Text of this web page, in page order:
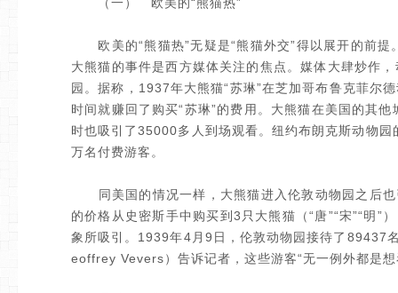
欧美的“熊猫热”无疑是“熊猫外交”得以展开的前提
大熊猫的事件是西方媒体关注的焦点。媒体大肆炒作
园。据称，1937年大熊猫“苏琳”在芝加哥布鲁克菲尔
时间就赚回了购买“苏琳”的费用。大熊猫在美国的其
时也吸引了35000多人到场观看。纽约布朗克斯动物
万名付费游客。
同美国的情况一样，大熊猫进入伦敦动物园之后也
的价格从史密斯手中购买到3只大熊猫（“唐”“宋”“明”
象所吸引。1939年4月9日，伦敦动物园接待了89437
eoffrey Vevers）告诉记者，这些游客“无一例外都是想